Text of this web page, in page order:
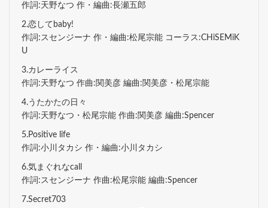
作詞:天野なつ 作・編曲:長瀬五郎
2.恋してbaby!
作詞:スセンジーナ 作・編曲:松尾宗能 コーラス:CHiSEMiK
U
3.カレーライス
作詞:天野なつ 作曲:関美彦 編曲:関美彦・松尾宗能
4.うたかたの日々
作詞:天野なつ・松尾宗能 作曲:関美彦 編曲:Spencer
5.Positive life
作詞:小川タカシ 作・編曲:小川タカシ
6.気まぐれなcall
作詞:スセンジーナ 作曲:松尾宗能 編曲:Spencer
7.Secret703